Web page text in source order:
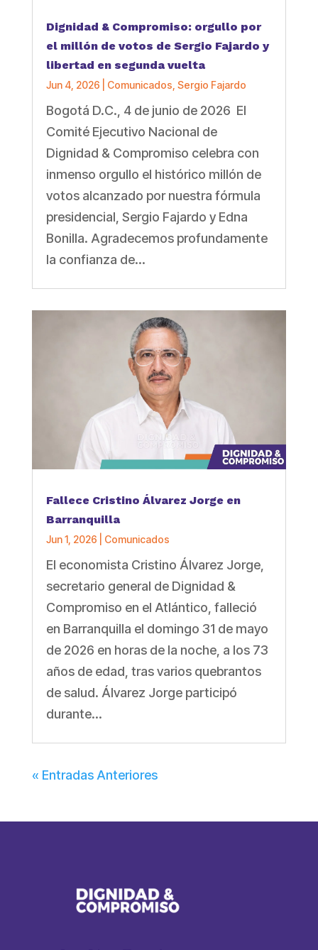
Dignidad & Compromiso: orgullo por
el millón de votos de Sergio Fajardo y
libertad en segunda vuelta
Jun 4, 2026 Comunicados Sergio Fajardo
Bogotá D.C., 4 de junio de 2026 El
Comité Ejecutivo Nacional de
Dignidad & Compromiso celebra con
inmenso orgullo el histórico millón de
votos alcanzado por nuestra fórmula
presidencial, Sergio Fajardo y Edna
Bonilla. Agradecemos profundamente
la confianza de...
Fallece Cristino Álvarez Jorge en
Barranquilla
Jun 1, 2026 Comunicados
El economista Cristino Álvarez Jorge,
secretario general de Dignidad &
Compromiso en el Atlántico, falleció
en Barranquilla el domingo 31 de mayo
de 2026 en horas de la noche, a los 73
años de edad, tras varios quebrantos
de salud. Álvarez Jorge participó
durante...
« Entradas Anteriores